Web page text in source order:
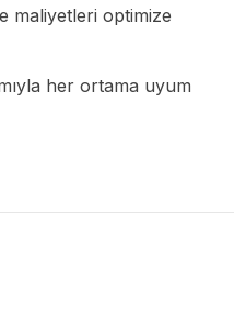
maliyetleri optimize
her ortama uyum